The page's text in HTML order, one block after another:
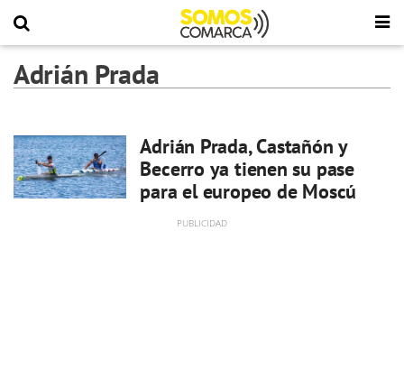
Adrián Prada
Adrián Prada, Castañón y
Becerro ya tienen su pase
para el europeo de Moscú